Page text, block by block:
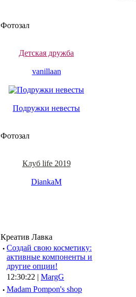
Фотозал
Детская дружба
vanillaan
Подружки невесты
Фотозал
Клуб life 2019
DiankaM
Креатив Лавка
· Создай свою косметику:
активные компоненты и
другие опции!
12:30:22 | MargG
· Madam Pompon's shop